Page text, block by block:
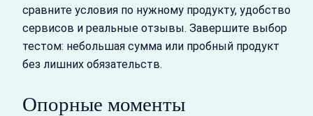
сравните условия по нужному продукту, удобство
сервисов и реальные отзывы. Завершите выбор
тестом: небольшая сумма или пробный продукт
без лишних обязательств.
Опорные моменты